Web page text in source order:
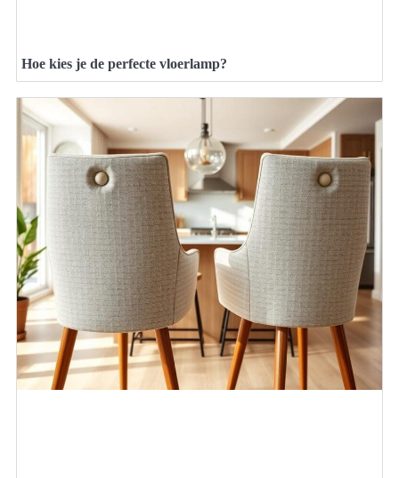
Hoe kies je de perfecte vloerlamp?